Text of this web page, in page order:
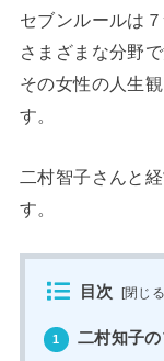
セブンルールは
さまざまな分野
その女性の人生
す。
二村智子さんと
す。
目次 [閉じ
1 二村知子